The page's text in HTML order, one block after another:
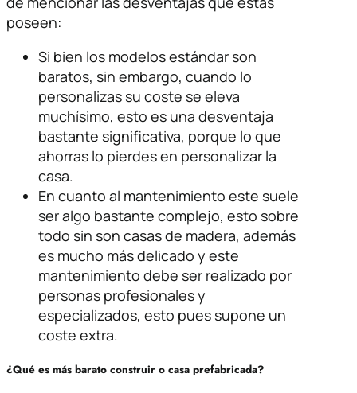
poseen:
Si bien los modelos estándar son
baratos, sin embargo, cuando lo
personalizas su coste se eleva
muchísimo, esto es una desventaja
bastante significativa, porque lo que
ahorras lo pierdes en personalizar la
casa.
En cuanto al mantenimiento este suele
ser algo bastante complejo, esto sobre
todo sin son casas de madera, además
es mucho más delicado y este
mantenimiento debe ser realizado por
personas profesionales y
especializados, esto pues supone un
coste extra.
¿Qué es más barato construir o casa prefabricada?